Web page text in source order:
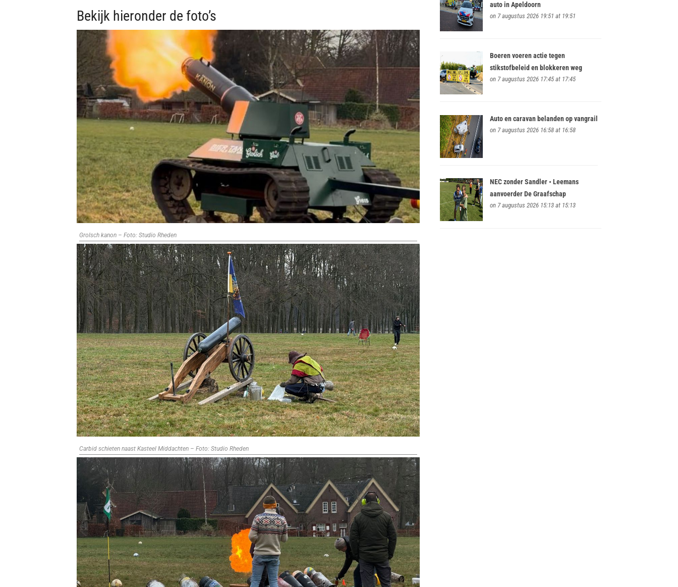
Bekijk hieronder de foto’s
Grolsch kanon – Foto: Studio Rheden
Carbid schieten naast Kasteel Middachten – Foto: Studio Rheden
auto in Apeldoorn
on 7 augustus 2026 19:51 at 19:51
Boeren voeren actie tegen
stikstofbeleid en blokkeren weg
on 7 augustus 2026 17:45 at 17:45
Auto en caravan belanden op vangrail
on 7 augustus 2026 16:58 at 16:58
NEC zonder Sandler • Leemans
aanvoerder De Graafschap
on 7 augustus 2026 15:13 at 15:13